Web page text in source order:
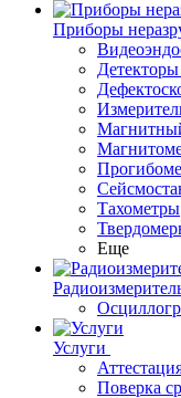
Приборы
Детекторы
Тахометры
Еще
Услуги
Поверка